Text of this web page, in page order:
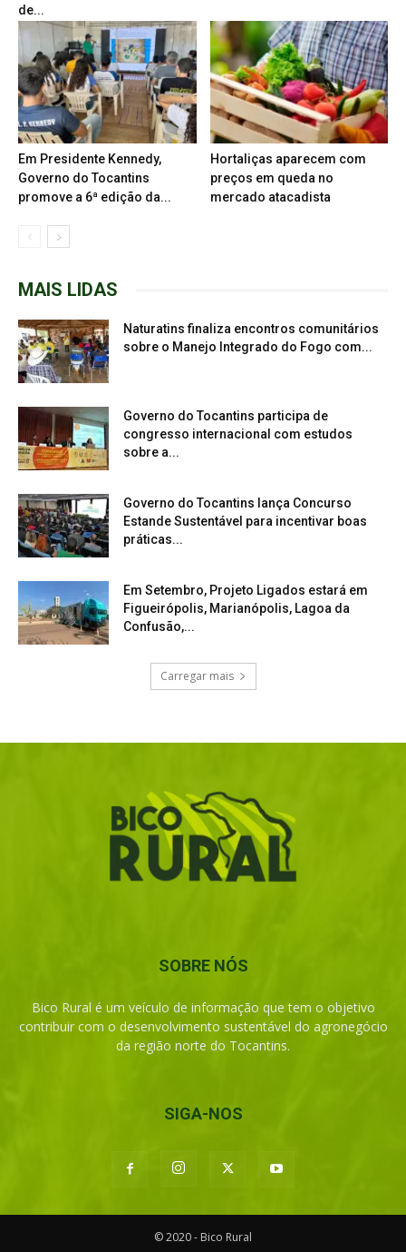
de...
Em Presidente Kennedy,
Governo do Tocantins
promove a 6ª edição da...
Hortaliças aparecem com
preços em queda no
mercado atacadista
MAIS LIDAS
Naturatins finaliza encontros comunitários
sobre o Manejo Integrado do Fogo com...
Governo do Tocantins participa de
congresso internacional com estudos
sobre a...
Governo do Tocantins lança Concurso
Estande Sustentável para incentivar boas
práticas...
Em Setembro, Projeto Ligados estará em
Figueirópolis, Marianópolis, Lagoa da
Confusão,...
Carregar mais
SOBRE NÓS
Bico Rural é um veículo de informação que tem o objetivo
contribuir com o desenvolvimento sustentável do agronegócio
da região norte do Tocantins.
SIGA-NOS
© 2020 - Bico Rural